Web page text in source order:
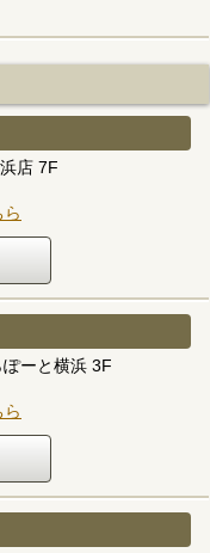
店 7F
ーと横浜 3F